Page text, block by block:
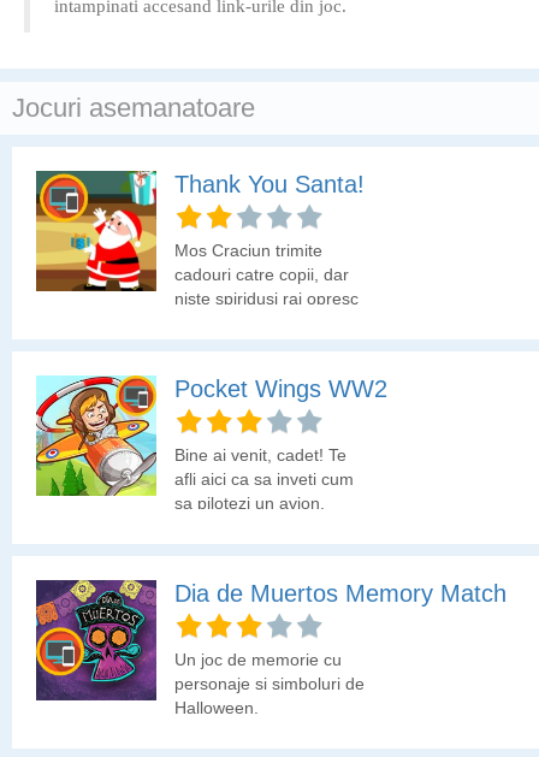
intampinati accesand link-urile din joc.
Jocuri asemanatoare
Thank You Santa!
Mos Craciun trimite
cadouri catre copii, dar
niste spiridusi rai opresc
spiridusii nu sunt pe
traiectorie.
Pocket Wings WW2
Bine ai venit, cadet! Te
afli aici ca sa inveti cum
sa pilotezi un avion.
Hai sa vedem prin cate
inele poti sa treci!
Dia de Muertos Memory Match
Un joc de memorie cu
personaje si simboluri de
Halloween.